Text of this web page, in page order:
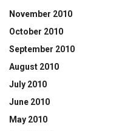
November 2010
October 2010
September 2010
August 2010
July 2010
June 2010
May 2010